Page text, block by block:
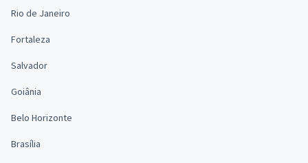
Rio de Janeiro
Fortaleza
Salvador
Goiânia
Belo Horizonte
Brasília